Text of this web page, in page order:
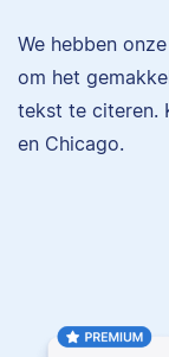
We hebben
om het
tekst te citeren.
en Chicago.